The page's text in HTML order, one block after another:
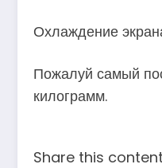
Охлаждение
Пожалуй самый
килограмм.
Share this